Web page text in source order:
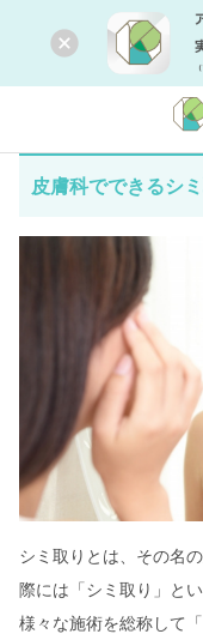
皮膚科でできるシ
シミ取りとは、その名
際には「シミ取り」と
様々な施術を総称して